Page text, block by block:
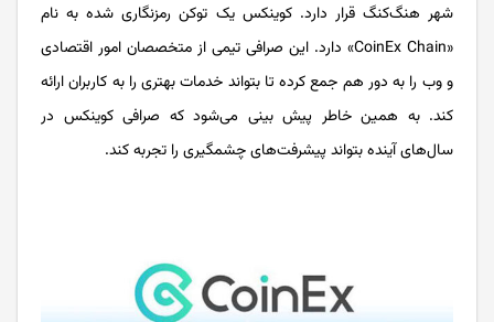
شهر هنگ‌کنگ قرار دارد. کوینکس یک توکن رمزنگاری شده به نام
«CoinEx Chain» دارد. این صرافی تیمی از متخصصان امور اقتصادی
و وب را به دور هم جمع کرده تا بتواند خدمات بهتری را به کاربران ارائه
کند. به همین خاطر پیش بینی می‌شود که صرافی کوینکس در
سال‌های آینده بتواند پیشرفت‌های چشمگیری را تجربه کند.